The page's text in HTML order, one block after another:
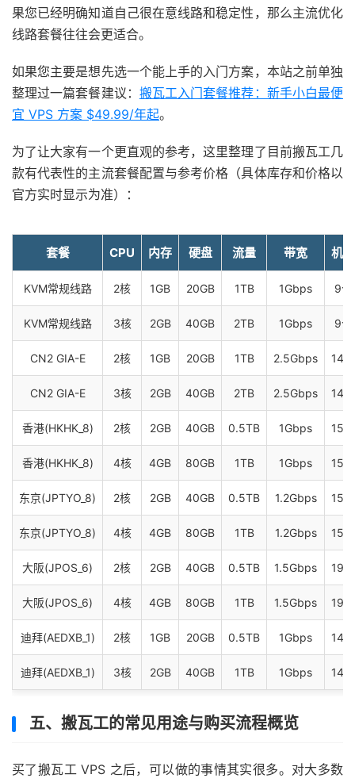
果您已经明确知道自己很在意线路和稳定性，那么主流优化
线路套餐往往会更适合。
如果您主要是想先选一个能上手的入门方案，本站之前单独
整理过一篇套餐建议： 搬瓦工入门套餐推荐：新手小白最便
宜 VPS 方案 $49.99/年起。
为了让大家有一个更直观的参考，这里整理了目前搬瓦工几
款有代表性的主流套餐配置与参考价格（具体库存和价格以
官方实时显示为准）：
套餐 CPU 内存 硬盘 流量 带宽 机房
KVM常规线路 2核 1GB 20GB 1TB 1Gbps 9个
KVM常规线路 3核 2GB 40GB 2TB 1Gbps 9个
CN2 GIA-E 2核 1GB 20GB 1TB 2.5Gbps 14个
CN2 GIA-E 3核 2GB 40GB 2TB 2.5Gbps 14个
香港(HKHK_8) 2核 2GB 40GB 0.5TB 1Gbps 15个
香港(HKHK_8) 4核 4GB 80GB 1TB 1Gbps 15个
东京(JPTYO_8) 2核 2GB 40GB 0.5TB 1.2Gbps 15个
东京(JPTYO_8) 4核 4GB 80GB 1TB 1.2Gbps 15个
大阪(JPOS_6) 2核 2GB 40GB 0.5TB 1.5Gbps 19个
大阪(JPOS_6) 4核 4GB 80GB 1TB 1.5Gbps 19个
迪拜(AEDXB_1) 2核 1GB 20GB 0.5TB 1Gbps 14个
迪拜(AEDXB_1) 3核 2GB 40GB 1TB 1Gbps 14个
五、搬瓦工的常见用途与购买流程概览
买了搬瓦工 VPS 之后，可以做的事情其实很多。对大多数